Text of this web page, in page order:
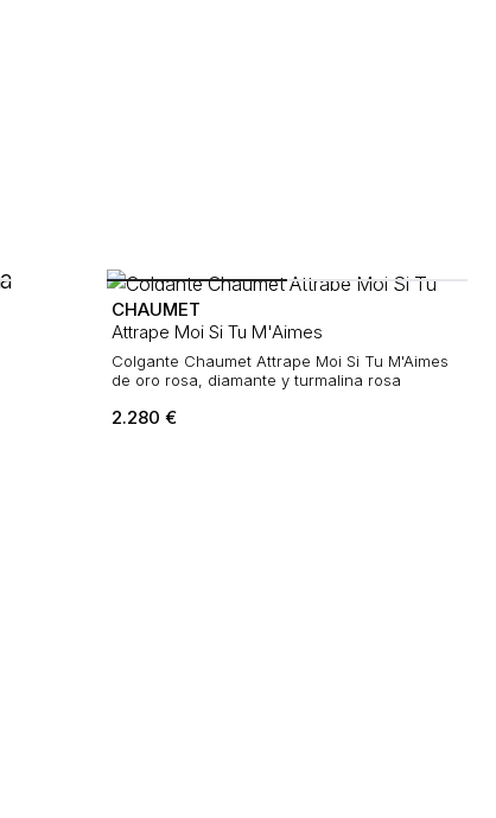
CHAUMET
Attrape Moi Si Tu M'Aimes
Colgante Chaumet Attrape Moi Si Tu M'Aimes
de oro rosa, diamante y turmalina rosa
2.280 €